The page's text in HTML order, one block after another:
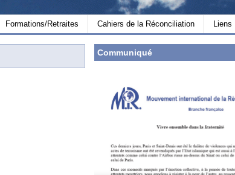
Formations/Retraites Cahiers de la Réconciliation Liens
Communiqué